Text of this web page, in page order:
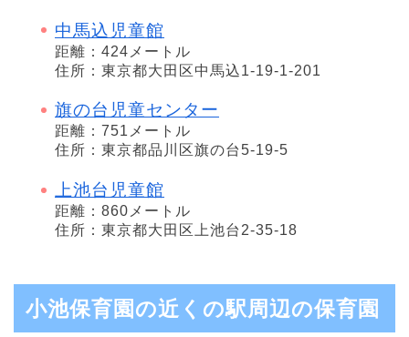
中馬込児童館
距離：424メートル
住所：東京都大田区中馬込1-19-1-201
旗の台児童センター
距離：751メートル
住所：東京都品川区旗の台5-19-5
上池台児童館
距離：860メートル
住所：東京都大田区上池台2-35-18
小池保育園の近くの駅周辺の保育園